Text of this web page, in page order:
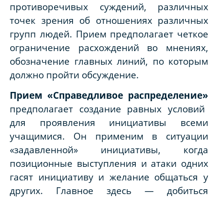
противоречивых суждений, различных
точек зрения об отношениях различных
групп людей. Прием предполагает четкое
ограничение расхождений во мнениях,
обозначение главных линий, по которым
должно пройти обсуждение.
Прием «Справедливое распределение»
предполагает создание равных условий
для проявления инициативы всеми
учащимися. Он применим в ситуации
«задавленной» инициативы, когда
позиционные выступления и атаки одних
гасят инициативу и желание общаться у
других. Главное здесь — добиться